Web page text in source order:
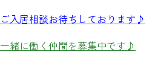
ご入居相談お待ちしております♪
一緒に働く仲間を募集中です♪